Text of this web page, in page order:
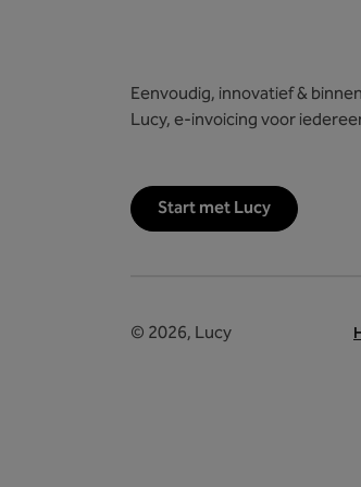
Eenvoudig, innovatief &
Lucy, e-invoicing voor
Start met Lucy
© 2026, Lucy